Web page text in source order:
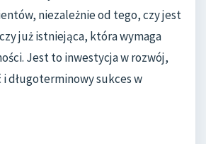
niezależnie od tego, czy jest
już istniejąca, która wymaga
Jest to inwestycja w rozwój,
długoterminowy sukces w